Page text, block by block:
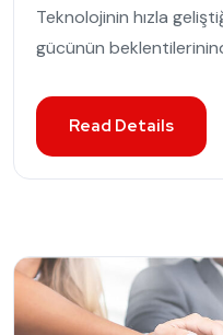
Teknolojinin hızla
gücünün
Read Details